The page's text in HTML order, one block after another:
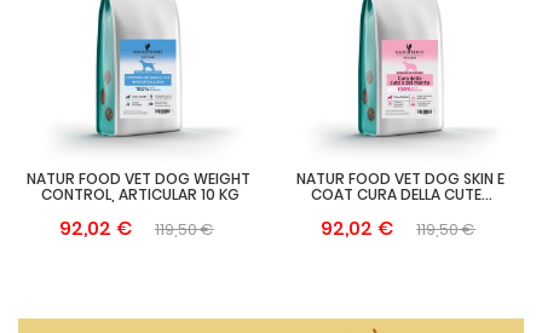
NATUR FOOD VET DOG WEIGHT
CONTROL, ARTICULAR 10 KG
92,02 € 119,50 €
NATUR FOOD VET DOG SKIN E
COAT CURA DELLA CUTE...
92,02 € 119,50 €